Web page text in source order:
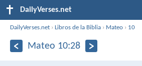
DailyVerses.net
DailyVerses.net ›Libros de la Biblia › Mateo › 10
Mateo 10:28